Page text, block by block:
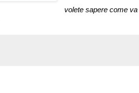
volete sapere come va